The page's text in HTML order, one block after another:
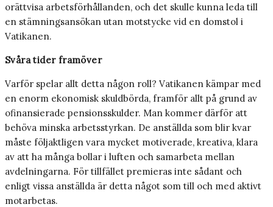
orättvisa arbetsförhållanden, och det skulle kunna leda till
en stämningsansökan utan motstycke vid en domstol i
Vatikanen.
Svåra tider framöver
Varför spelar allt detta någon roll? Vatikanen kämpar med
en enorm ekonomisk skuldbörda, framför allt på grund av
ofinansierade pensionsskulder. Man kommer därför att
behöva minska arbetsstyrkan. De anställda som blir kvar
måste följaktligen vara mycket motiverade, kreativa, klara
av att ha många bollar i luften och samarbeta mellan
avdelningarna. För tillfället premieras inte sådant och
enligt vissa anställda är detta något som till och med aktivt
motarbetas.